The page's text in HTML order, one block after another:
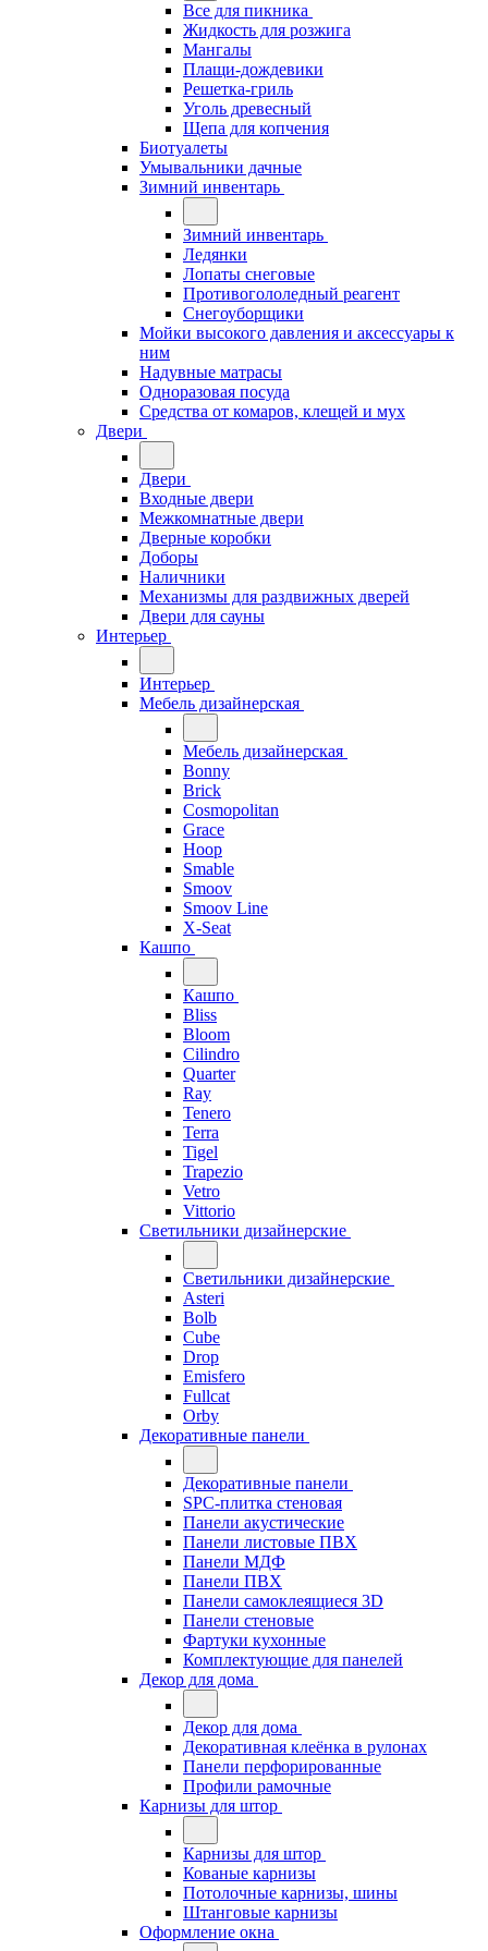
Все для пикника
Жидкость для розжига
Мангалы
Плащи-дождевики
Решетка-гриль
Уголь древесный
Щепа для копчения
Биотуалеты
Умывальники дачные
Зимний инвентарь
Зимний инвентарь
Ледянки
Лопаты снеговые
Противогололедный реагент
Снегоуборщики
Мойки высокого давления и аксессуары к
ним
Надувные матрасы
Одноразовая посуда
Средства от комаров, клещей и мух
Двери
Двери
Входные двери
Межкомнатные двери
Дверные коробки
Доборы
Наличники
Механизмы для раздвижных дверей
Двери для сауны
Интерьер
Интерьер
Мебель дизайнерская
Мебель дизайнерская
Bonny
Brick
Cosmopolitan
Grace
Hoop
Smable
Smoov
Smoov Line
X-Seat
Кашпо
Кашпо
Bliss
Bloom
Cilindro
Quarter
Ray
Tenero
Terra
Tigel
Trapezio
Vetro
Vittorio
Светильники дизайнерские
Светильники дизайнерские
Asteri
Bolb
Cube
Drop
Emisfero
Fullcat
Orby
Декоративные панели
Декоративные панели
SPC-плитка стеновая
Панели акустические
Панели листовые ПВХ
Панели МДФ
Панели ПВХ
Панели самоклеящиеся 3D
Панели стеновые
Фартуки кухонные
Комплектующие для панелей
Декор для дома
Декор для дома
Декоративная клеёнка в рулонах
Панели перфорированные
Профили рамочные
Карнизы для штор
Карнизы для штор
Кованые карнизы
Потолочные карнизы, шины
Штанговые карнизы
Оформление окна